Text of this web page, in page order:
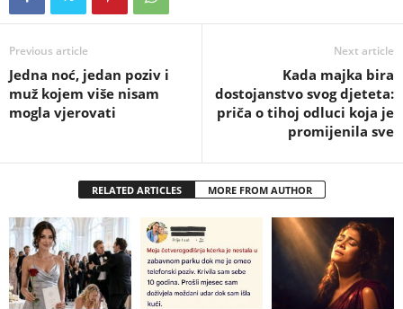
Previous article
Jedna noć, jedan poziv i
muž kojem više nisam
mogla vjerovati
Next article
Kada majka bira
dostojanstvo svog djeteta:
priča o tihoj odluci koja je
promijenila sve
RELATED ARTICLES MORE FROM AUTHOR